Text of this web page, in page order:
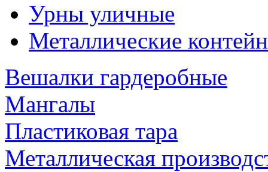
Урны уличные
Металлические
Вешалки гардеробные
Мангалы
Пластиковая тара
Металлическая